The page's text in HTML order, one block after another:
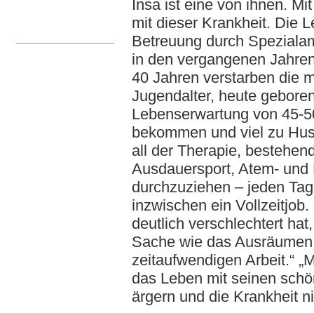
Insa ist eine von ihnen.
mit dieser Krankheit. Die
Betreuung durch
in den vergangenen
40 Jahren verstarben die
Jugendalter, heute
Lebenserwartung von 45-
bekommen und viel zu
all der Therapie,
Ausdauersport, Atem-
durchzuziehen – jeden
inzwischen ein
deutlich verschlechtert
Sache wie das
zeitaufwendigen Arbeit.“
das Leben mit seinen
ärgern und die Krankheit